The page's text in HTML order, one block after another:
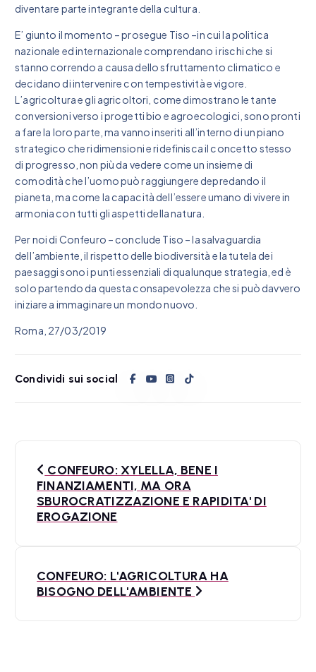
diventare parte integrante della cultura.
E’ giunto il momento – prosegue Tiso –in cui la politica
nazionale ed internazionale comprendano i rischi che si
stanno correndo a causa dello sfruttamento climatico e
decidano di intervenire con tempestività e vigore.
L’agricoltura e gli agricoltori, come dimostrano le tante
conversioni verso i progetti bio e agroecologici, sono pronti
a fare la loro parte, ma vanno inseriti all’interno di un piano
strategico che ridimensioni e ridefinisca il concetto stesso
di progresso, non più da vedere come un insieme di
comodità che l’uomo può raggiungere depredando il
pianeta, ma come la capacità dell’essere umano di vivere in
armonia con tutti gli aspetti della natura.
Per noi di Confeuro – conclude Tiso – la salvaguardia
dell’ambiente, il rispetto delle biodiversità e la tutela dei
paesaggi sono i punti essenziali di qualunque strategia, ed è
solo partendo da questa consapevolezza che si può davvero
iniziare a immaginare un mondo nuovo.
Roma, 27/03/2019
Condividi sui social
CONFEURO: XYLELLA, BENE I
FINANZIAMENTI, MA ORA
SBUROCRATIZZAZIONE E RAPIDITA' DI
EROGAZIONE
CONFEURO: L'AGRICOLTURA HA
BISOGNO DELL'AMBIENTE